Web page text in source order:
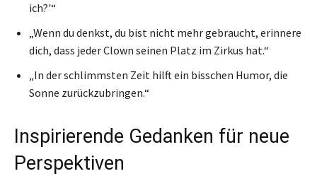
ich?'“
„Wenn du denkst, du bist nicht mehr gebraucht, erinnere
dich, dass jeder Clown seinen Platz im Zirkus hat.“
„In der schlimmsten Zeit hilft ein bisschen Humor, die
Sonne zurückzubringen.“
Inspirierende Gedanken für neue
Perspektiven